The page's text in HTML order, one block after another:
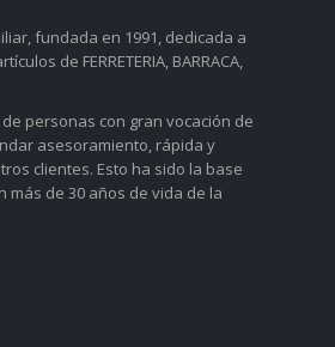
fundada en 1991, dedicada a
de FERRETERIA, BARRACA,
personas con gran vocación de
asesoramiento, rápida y
clientes. Esto ha sido la base
más de 30 años de vida de la